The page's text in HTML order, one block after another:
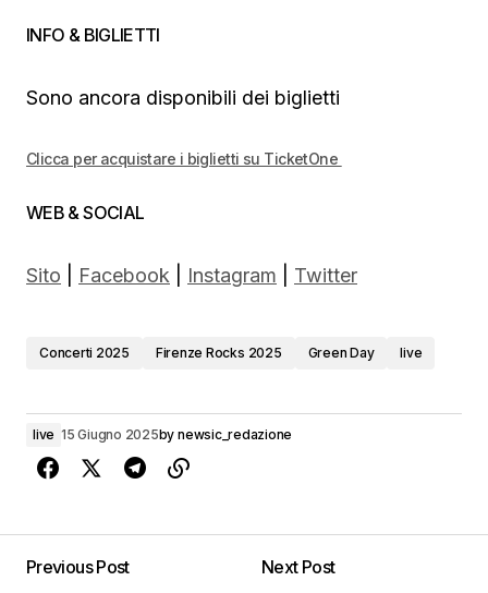
INFO & BIGLIETTI
Sono ancora disponibili dei biglietti
Clicca per acquistare i biglietti su TicketOne
WEB & SOCIAL
Sito Facebook Instagram Twitter
Concerti 2025 Firenze Rocks 2025 Green Day live
live 15 Giugno 2025by newsic_redazione
Previous Post
Next Post